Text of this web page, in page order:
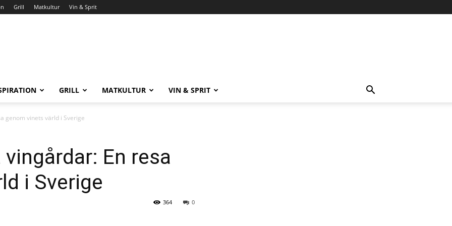
Grill Matkultur Vin & Sprit
GRILL MATKULTUR VIN & SPRIT
genom vinets värld i Sverige
En resa
i Sverige
0
364